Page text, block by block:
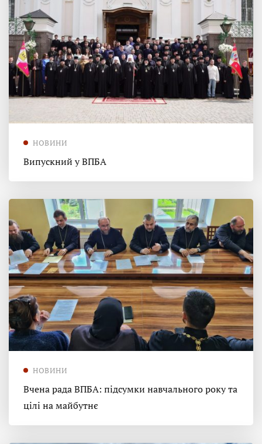
НОВИНИ
Випускний у ВПБА
НОВИНИ
Вчена рада ВПБА: підсумки навчального року та
цілі на майбутнє